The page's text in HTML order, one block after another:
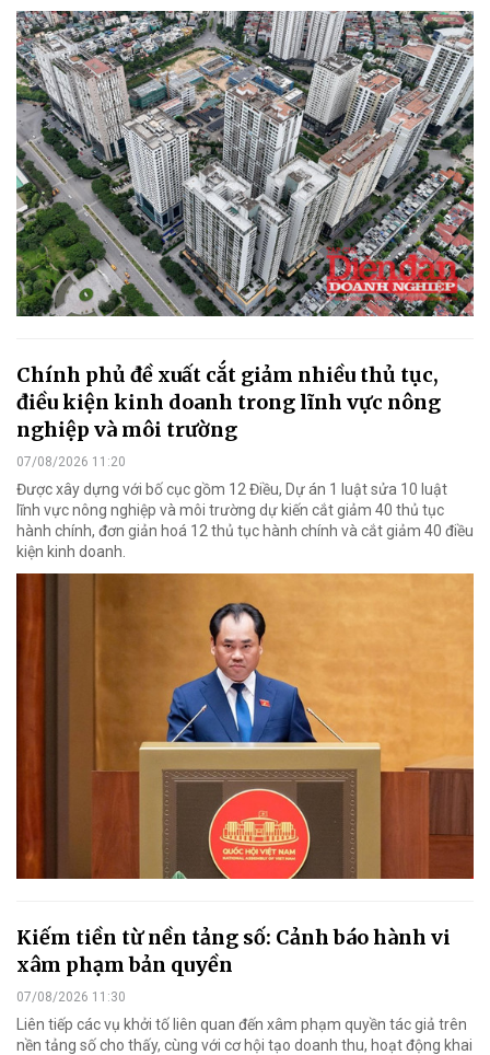
Chính phủ đề xuất cắt giảm nhiều thủ tục,
điều kiện kinh doanh trong lĩnh vực nông
nghiệp và môi trường
07/08/2026 11:20
Được xây dựng với bố cục gồm 12 Điều, Dự án 1 luật sửa 10 luật
lĩnh vực nông nghiệp và môi trường dự kiến cắt giảm 40 thủ tục
hành chính, đơn giản hoá 12 thủ tục hành chính và cắt giảm 40 điều
kiện kinh doanh.
Kiếm tiền từ nền tảng số: Cảnh báo hành vi
xâm phạm bản quyền
07/08/2026 11:30
Liên tiếp các vụ khởi tố liên quan đến xâm phạm quyền tác giả trên
nền tảng số cho thấy, cùng với cơ hội tạo doanh thu, hoạt động khai